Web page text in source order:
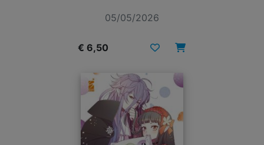
05/05/2026
€ 6,50